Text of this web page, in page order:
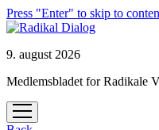
Press "Enter" to skip to
9. august 2026
Medlemsbladet for Radikale
open
menu